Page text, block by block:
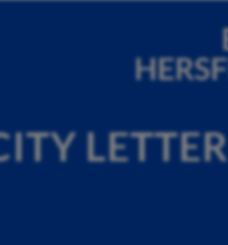
LETTER